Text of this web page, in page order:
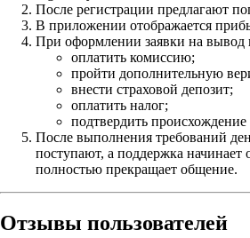
После регистрации предлагают
В приложении отображается
При оформлении заявки на вывод
оплатить комиссию;
пройти дополнительную
внести страховой депозит;
оплатить налог;
подтвердить
После выполнения требований
поступают, а поддержка начинает
полностью прекращает общение.
Отзывы пользователей